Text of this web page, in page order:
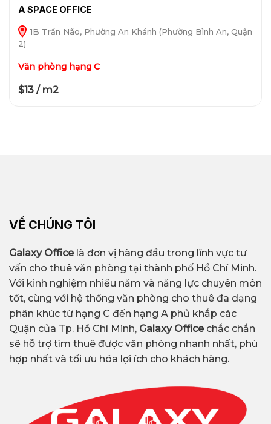
A SPACE OFFICE
1B Trần Não, Phường An Khánh (Phường Bình An, Quận
2)
Văn phòng hạng C
$13 / m2
VỀ CHÚNG TÔI
Galaxy Officelà đơn vị hàng đầu trong lĩnh vực tư
vấn cho thuê văn phòng tại thành phố Hồ Chí Minh.
Với kinh nghiệm nhiều năm và năng lực chuyên môn
tốt, cùng với hệ thống văn phòng cho thuê đa dạng
phân khúc từ hạng C đến hạng A phủ khắp các
Quận của Tp. Hồ Chí Minh, Galaxy Office chắc chắn
sẽ hỗ trợ tìm thuê được văn phòng nhanh nhất, phù
hợp nhất và tối ưu hóa lợi ích cho khách hàng.